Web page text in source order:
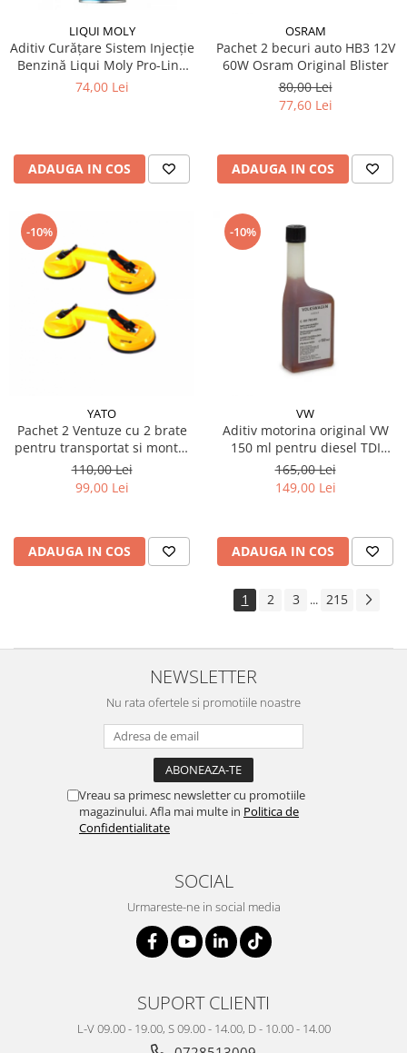
LIQUI MOLY
Aditiv Curățare Sistem Injecție
Benzină Liqui Moly Pro-Line
(300 ml) - Tratament
74,00 Lei
ADAUGA IN COS
OSRAM
Pachet 2 becuri auto HB3 12V
60W Osram Original Blister
80,00 Lei
77,60 Lei
ADAUGA IN COS
-10%
YATO
Pachet 2 Ventuze cu 2 brate
pentru transportat si montat
parbrize si geamuri, diametru
115 mm
110,00 Lei
99,00 Lei
ADAUGA IN COS
-10%
VW
Aditiv motorina original VW
150 ml pentru diesel TDI
Common Rail si Pompe-Duze
165,00 Lei
149,00 Lei
ADAUGA IN COS
1 2 3 ... 215
NEWSLETTER
Nu rata ofertele si promotiile noastre
Vreau sa primesc newsletter cu promotiile
magazinului. Afla mai multe in Politica de
Confidentialitate
SOCIAL
Urmareste-ne in social media
SUPORT CLIENTI
L-V 09.00 - 19.00, S 09.00 - 14.00, D - 10.00 - 14.00